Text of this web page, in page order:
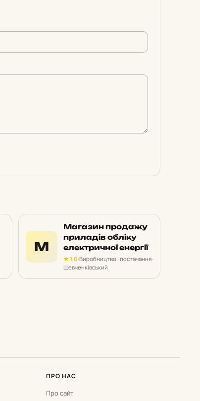
М
Магазин продажу
приладів обліку
електричної енергії
★ 1,0·Виробництво і постачання·
Шевченківський
ПРО НАС
Про сайт